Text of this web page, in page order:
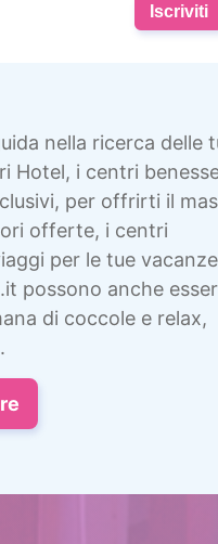
Iscriviti
nella ricerca delle
Hotel, i centri
per offrirti il
offerte, i centri
per le tue vacanze
possono anche
di coccole e relax,